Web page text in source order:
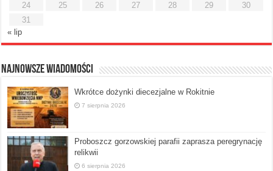
24
25 26 27 28 29
30
31
« lip
Najnowsze Wiadomości
Wkrótce dożynki diecezjalne w Rokitnie
7 sierpnia 2026
Proboszcz gorzowskiej parafii zaprasza peregrynację
relikwii
6 sierpnia 2026